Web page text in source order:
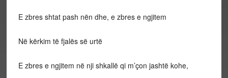
E zbres shtat pash nën dhe, e zbres e ngjitem
Në kërkim të fjalës së urtë
E zbres e ngjitem në nji shkallë qi m’çon jashtë kohe,